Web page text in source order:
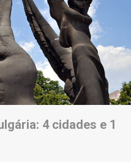
4 cidades e 1